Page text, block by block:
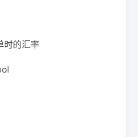
时的汇率